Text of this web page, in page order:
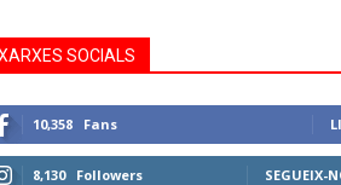
SOCIALS
10,358 Fans
8,130 Followers SEGUEIX-